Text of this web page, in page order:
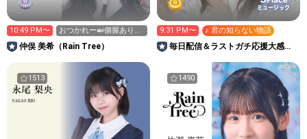
10:49 PM〜
おつかれー🍛個握ありが
とう^^
仲俣 美希（Rain Tree）
ミュージック
9:31 PM〜 ♪ 君の知らない物語
毎日配信＆ラストガチ応援大感謝
1513 1490